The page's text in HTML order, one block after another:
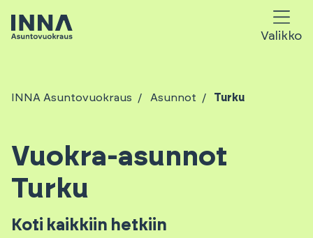
Valikko
INNA Asuntovuokraus Asunnot Turku
Vuokra-asunnot
Turku
Koti kaikkiin hetkiin